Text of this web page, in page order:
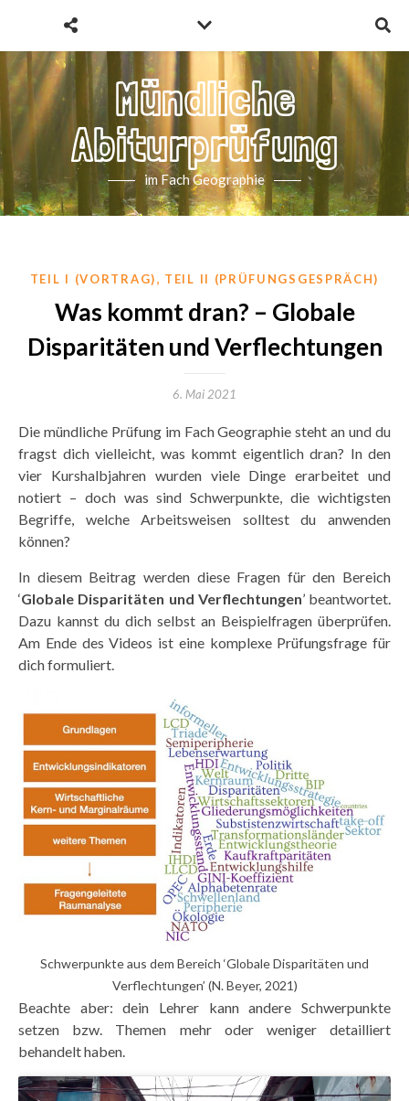
Mündliche
Abiturprüfung
im Fach Geographie
TEIL I (VORTRAG), TEIL II (PRÜFUNGSGESPRÄCH)
Was kommt dran? – Globale
Disparitäten und Verflechtungen
6. Mai 2021
Die mündliche Prüfung im Fach Geographie steht an und du
fragst dich vielleicht, was kommt eigentlich dran? In den
vier Kurshalbjahren wurden viele Dinge erarbeitet und
notiert – doch was sind Schwerpunkte, die wichtigsten
Begriffe, welche Arbeitsweisen solltest du anwenden
können?
In diesem Beitrag werden diese Fragen für den Bereich
‘Globale Disparitäten und Verflechtungen’ beantwortet.
Dazu kannst du dich selbst an Beispielfragen überprüfen.
Am Ende des Videos ist eine komplexe Prüfungsfrage für
dich formuliert.
Schwerpunkte aus dem Bereich ‘Globale Disparitäten und
Verflechtungen’ (N. Beyer, 2021)
Beachte aber: dein Lehrer kann andere Schwerpunkte
setzen bzw. Themen mehr oder weniger detailliert
behandelt haben.